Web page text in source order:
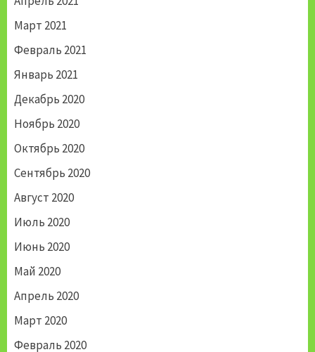
Март 2021
Февраль 2021
Январь 2021
Декабрь 2020
Ноябрь 2020
Октябрь 2020
Сентябрь 2020
Август 2020
Июль 2020
Июнь 2020
Май 2020
Апрель 2020
Март 2020
Февраль 2020